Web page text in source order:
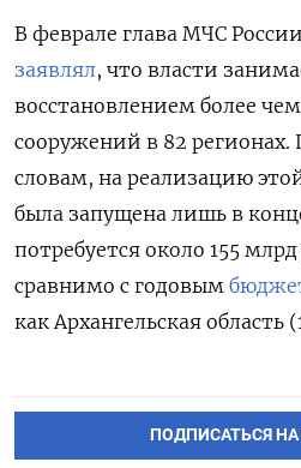
В феврале глава МЧС
заявлял, что власти
восстановлением более
сооружений в 82 регионах.
словам, на реализацию
была запущена лишь в
потребуется около 155
сравнимо с годовым
как Архангельская область (
ПОДПИСАТЬСЯ